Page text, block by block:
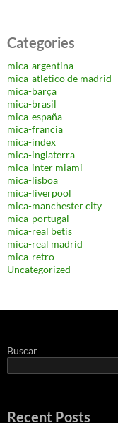
Categories
mica-argentina
mica-atletico de madrid
mica-barça
mica-brasil
mica-españa
mica-francia
mica-index
mica-inglaterra
mica-inter miami
mica-lisboa
mica-liverpool
mica-manchester city
mica-portugal
mica-real betis
mica-real madrid
mica-retro
Uncategorized
Buscar
Recent Posts